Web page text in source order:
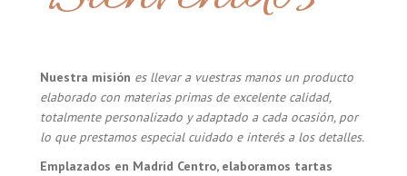
Nuestra misión es llevar a vuestras manos un producto
elaborado con materias primas de excelente calidad,
totalmente personalizado y adaptado a cada ocasión, por
lo que prestamos especial cuidado e interés a los detalles.
Emplazados en Madrid Centro, elaboramos tartas